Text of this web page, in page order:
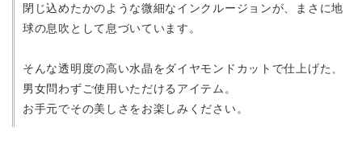
閉じ込めたかのような微細なインクルージョンが、
まさに地
球の息吹として息づいています。
そんな透明度の高い水晶をダイヤモンドカットで仕上げた、
男女問わずご使用いただけるアイテム。
お手元でその美しさをお楽しみください。